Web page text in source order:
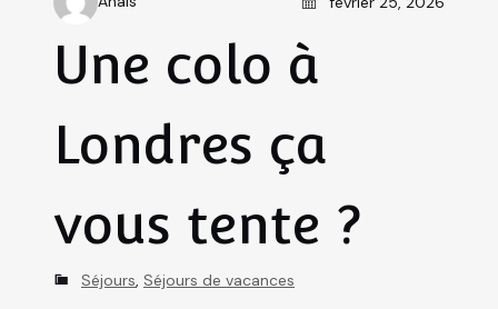
A
u
t
o
Une colo à
Londres ça
vous tente ?
C
Séjours, Séjours de vacances